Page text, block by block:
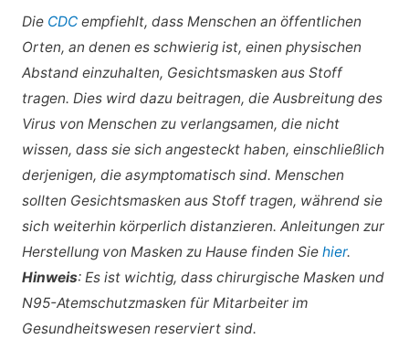
Die CDCempfiehlt, dass Menschen an öffentlichen
Orten, an denen es schwierig ist, einen physischen
Abstand einzuhalten, Gesichtsmasken aus Stoff
tragen. Dies wird dazu beitragen, die Ausbreitung des
Virus von Menschen zu verlangsamen, die nicht
wissen, dass sie sich angesteckt haben, einschließlich
derjenigen, die asymptomatisch sind. Menschen
sollten Gesichtsmasken aus Stoff tragen, während sie
sich weiterhin körperlich distanzieren. Anleitungen zur
Herstellung von Masken zu Hause finden Sie hier.
Hinweis: Es ist wichtig, dass chirurgische Masken und
N95-Atemschutzmasken für Mitarbeiter im
Gesundheitswesen reserviert sind.